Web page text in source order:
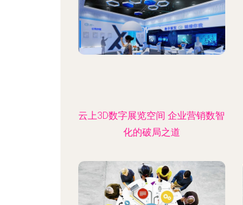
云上3D数字展览空间 企业营销数智
化的破局之道